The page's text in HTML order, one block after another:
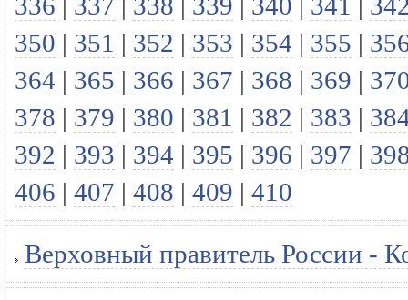
350 | 351 | 352 | 353 | 354 | 355 |
364 | 365 | 366 | 367 | 368 | 369 |
378 | 379 | 380 | 381 | 382 | 383 |
392 | 393 | 394 | 395 | 396 | 397 |
406 | 407 | 408 | 409 | 410
Верховный правитель России -